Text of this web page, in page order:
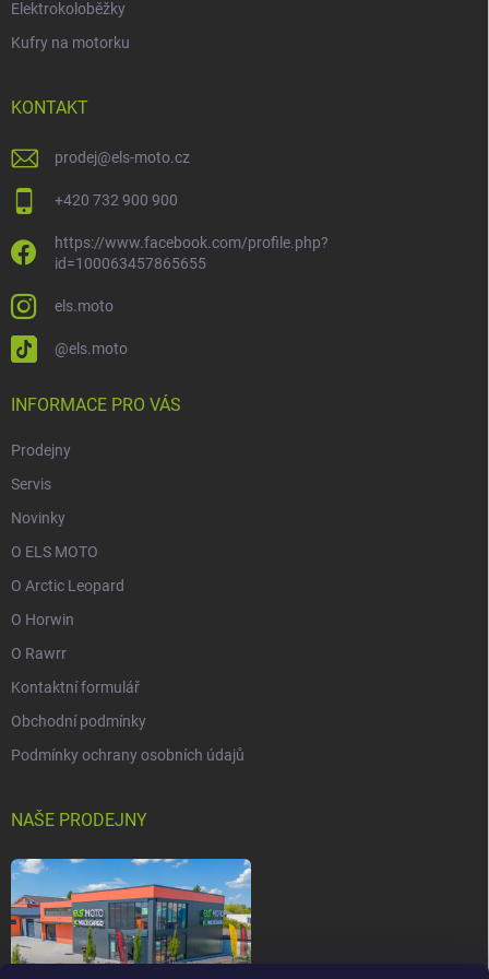
Elektrokoloběžky
Kufry na motorku
KONTAKT
prodej@els-moto.cz
+420 732 900 900
https://www.facebook.com/profile.php?
id=100063457865655
els.moto
@els.moto
INFORMACE PRO VÁS
Prodejny
Servis
Novinky
O ELS MOTO
O Arctic Leopard
O Horwin
O Rawrr
Kontaktní formulář
Obchodní podmínky
Podmínky ochrany osobních údajů
NAŠE PRODEJNY